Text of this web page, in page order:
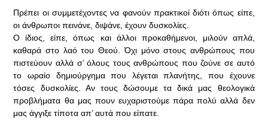
Πρέπει οι συμμετέχοντες να φανούν πρακτικοί διότι όπως είπε,
οι άνθρωποι πεινάνε, διψάνε, έχουν δυσκολίες.
Ο ίδιος, είπε, όπως και άλλοι προκαθήμενοι, μιλούν απλά,
καθαρά στο λαό του Θεού. Όχι μόνο στους ανθρώπους που
πιστεύουν αλλά σ’ όλους τους ανθρώπους που ζούνε σε αυτό
το ωραίο δημιούργημα που λέγεται πλανήτης, που έχουνε
τόσες δυσκολίες. Αν τους δώσουμε τα δικά μας θεολογικά
προβλήματα θα μας πουν ευχαριστούμε πάρα πολύ αλλά δεν
μας άγγιξε τίποτα απ’ αυτά που είπατε.